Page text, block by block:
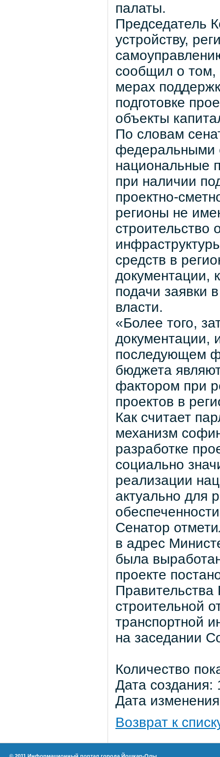
палаты.
Председатель
устройству,
сообщил о том,
мерах
подготовке
объекты
По словам
федеральными
национальные
при наличии
проектно-
регионы не
строительство
средств в
документации,
подачи заявки
власти.
«Более того,
документации,
последующем
бюджета
фактором при
проектов в
Как считает
механизм
разработке
социально
реализации
актуально для
Сенатор
в адрес
была
проекте
строительной
транспортной
на заседании
Количество
Дата
Дата
Возврат к